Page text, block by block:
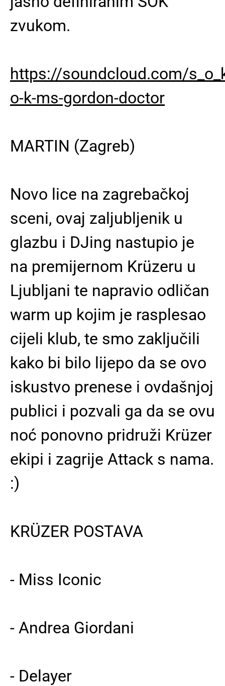
zvukom.
https://soundcloud.com/
o-k-ms-gordon-doctor
MARTIN (Zagreb)
Novo lice na zagrebačkoj
sceni, ovaj zaljubljenik u
glazbu i DJing nastupio je
na premijernom Krüzeru u
Ljubljani te napravio odličan
warm up kojim je rasplesao
cijeli klub, te smo zaključili
kako bi bilo lijepo da se ovo
iskustvo prenese i ovdašnjoj
publici i pozvali ga da se ovu
noć ponovno pridruži Krüzer
ekipi i zagrije Attack s nama.
:)
KRÜZER POSTAVA
- Miss Iconic
- Andrea Giordani
- Delayer